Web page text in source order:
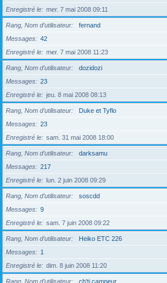
Enregistré le
mer. 7 mai 2008 09:11
Rang, Nom d’utilisateur
fernand
Messages
42
Enregistré le
mer. 7 mai 2008 11:23
Rang, Nom d’utilisateur
dozidozi
Messages
23
Enregistré le
jeu. 8 mai 2008 08:13
Rang, Nom d’utilisateur
Duke et Tyflo
Messages
23
Enregistré le
sam. 31 mai 2008 18:00
Rang, Nom d’utilisateur
darksamu
Messages
217
Enregistré le
lun. 2 juin 2008 09:29
Rang, Nom d’utilisateur
soscdd
Messages
9
Enregistré le
sam. 7 juin 2008 09:22
Rang, Nom d’utilisateur
Heiko ETC 226
Messages
1
Enregistré le
dim. 8 juin 2008 11:20
Rang, Nom d’utilisateur ch'ti campeur